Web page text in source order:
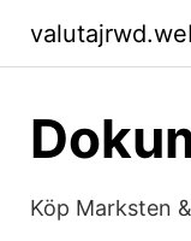
Köp Marksten